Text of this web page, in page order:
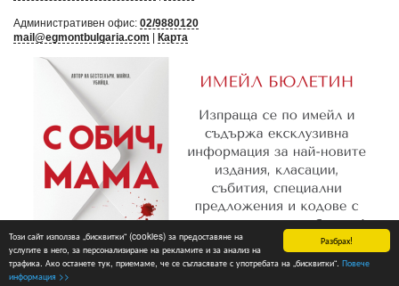
Разбрах!
Този сайт използва „бисквитки“ (cookies) за предоставяне на
услугите в него, за персонализиране на рекламите и за анализ на
трафика. Ако останете тук, приемаме, че се съгласявате с употребата на „бисквитки“. Повече
информация >>
Административен офис: 02/9880120
mail@egmontbulgaria.com
Карта